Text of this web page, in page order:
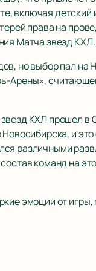
включая
права на
Матча звезд КХЛ.
но выбор пал на
Арены»,
КХЛ прошел
и
различными
команд на
эмоции от игры,